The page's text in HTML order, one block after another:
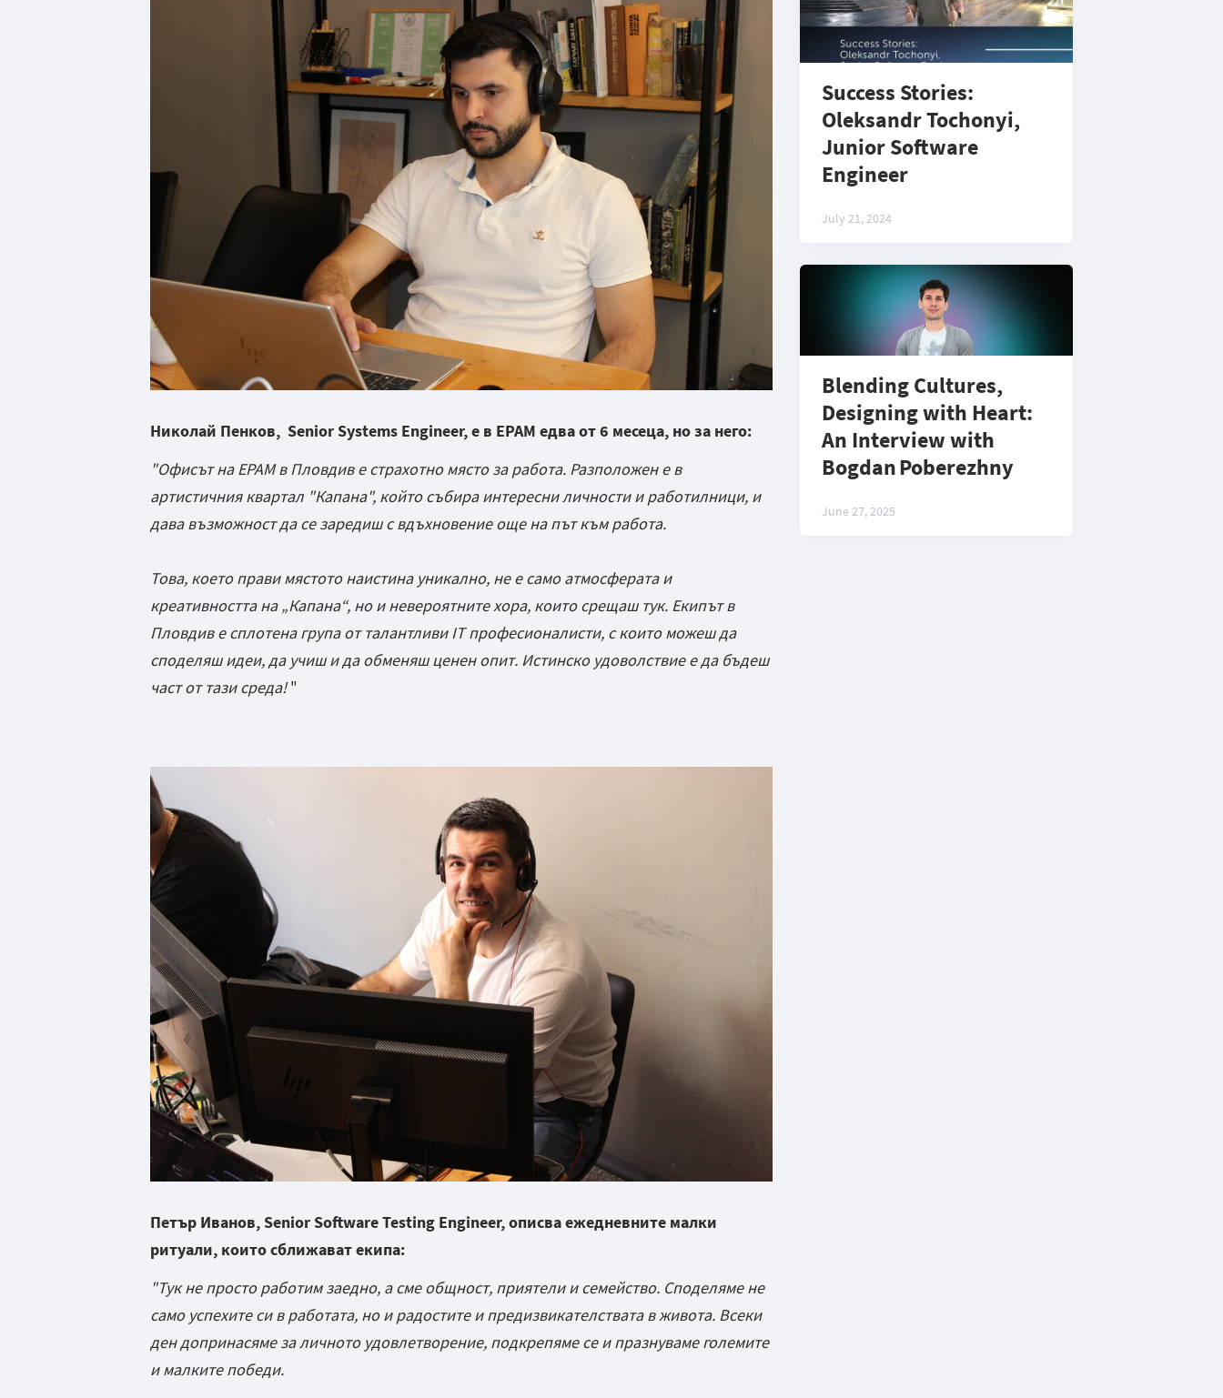
Николай Пенков, Senior Systems Engineer, е в EPAM едва от 6 месеца, но за него:
"Офисът на EPAM в Пловдив е стрaхотно място за работа. Разположен е в
артистичния квартал "Капана", който събира интересни личности и работилници, и
дава възможност да се заредиш с вдъхновение още на път към работа.
Това, което прави мястото наистина уникално, не е само атмосферата и
креативността на „Капана“, но и невероятните хора, които срещаш тук. Екипът в
Пловдив е сплотена група от талантливи IT професионалисти, с които можеш да
споделяш идеи, да учиш и да обменяш ценен опит. Истинско удоволствие е да бъдеш
част от тази среда!"
Петър Иванов, Senior Software Testing Engineer, описва ежедневните малки
ритуали, които сближават екипа:
"Тук не просто работим заедно, а сме общност, приятели и семейство. Споделяме не
само успехите си в работата, но и радостите и предизвикателствата в живота. Всеки
ден допринасяме за личното удовлетворение, подкрепяме се и празнуваме големите
и малките победи.
Success Stories:
Oleksandr Tochonyi,
Junior Software
Engineer
July 21, 2024
Blending Cultures,
Designing with Heart:
An Interview with
Bogdan Poberezhny
June 27, 2025